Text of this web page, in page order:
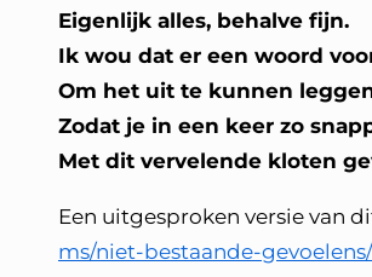
Eigenlijk alles, behalve fijn.
Ik wou dat er een woord
Om het uit te kunnen
Zodat je in een keer zo
Met dit vervelende kloten
Een uitgesproken versie van
ms/niet-bestaande-gevoelens/